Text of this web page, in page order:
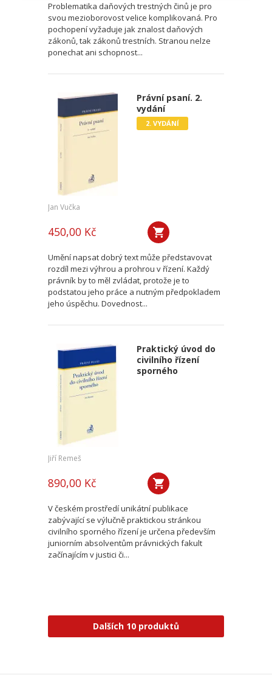
Problematika daňových trestných činů je pro
svou mezioborovost velice komplikovaná. Pro
pochopení vyžaduje jak znalost daňových
zákonů, tak zákonů trestních. Stranou nelze
ponechat ani schopnost...
Právní psaní. 2.
vydání
2. VYDÁNÍ
Jan Vučka
450,00 Kč
Umění napsat dobrý text může představovat
rozdíl mezi výhrou a prohrou v řízení. Každý
právník by to měl zvládat, protože je to
podstatou jeho práce a nutným předpokladem
jeho úspěchu. Dovednost...
Praktický úvod do
civilního řízení
sporného
Jiří Remeš
890,00 Kč
V českém prostředí unikátní publikace
zabývající se výlučně praktickou stránkou
civilního sporného řízení je určena především
juniorním absolventům právnických fakult
začínajícím v justici či...
Dalších 10 produktů